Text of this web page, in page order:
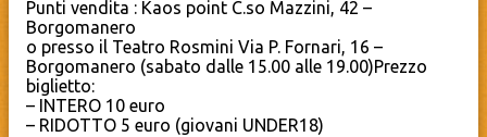
Punti vendita : Kaos point C.so Mazzini, 42 –
Borgomanero
o presso il Teatro Rosmini Via P. Fornari, 16 –
Borgomanero (sabato dalle 15.00 alle 19.00)Prezzo
biglietto:
– INTERO 10 euro
– RIDOTTO 5 euro (giovani UNDER18)